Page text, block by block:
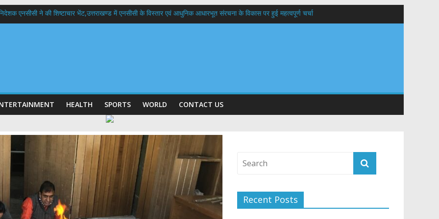
एनसीसी ने की शिष्टाचार भेंट,उत्तराखण्ड में एनसीसी के विस्तार एवं आधुनिक आधारभूत संरचना के विकास पर हुई महत्वपूर्ण चर्चा
फैसला: पशुपालकों को 60% तक सब्सिडी, गंगा एक्सप्रेसवे का हरिद्वार तक होगा विस्तार
HEALTH SPORTS WORLD CONTACT US
Recent Posts